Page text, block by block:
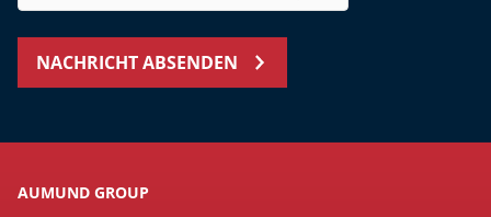
NACHRICHT ABSENDEN
AUMUND GROUP